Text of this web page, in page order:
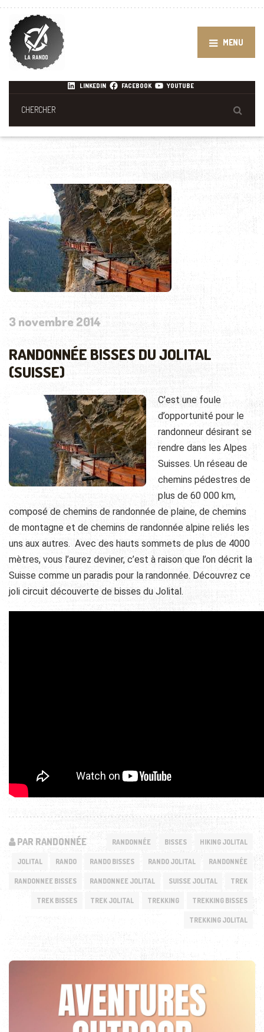
MENU
LINKEDIN FACEBOOK YOUTUBE
3 novembre 2014
RANDONNÉE BISSES DU JOLITAL
(SUISSE)
C’est une foule
d’opportunité pour le
randonneur désirant se
rendre dans les Alpes
Suisses. Un réseau de
chemins pédestres de
plus de 60 000 km,
composé de chemins de randonnée de plaine, de chemins
de montagne et de chemins de randonnée alpine reliés les
uns aux autres. Avec des hauts sommets de plus de 4000
mètres, vous l’aurez deviner, c’est à raison que l’on décrit la
Suisse comme un paradis pour la randonnée. Découvrez ce
joli circuit découverte de bisses du Jolital.
PAR RANDONNÉE RANDONNÉE BISSES HIKING JOLITAL
JOLITAL RANDO RANDO BISSES RANDO JOLITAL RANDONNÉE
RANDONNEE BISSES RANDONNEE JOLITAL SUISSE JOLITAL TREK
TREK BISSES TREK JOLITAL TREKKING TREKKING BISSES
TREKKING JOLITAL